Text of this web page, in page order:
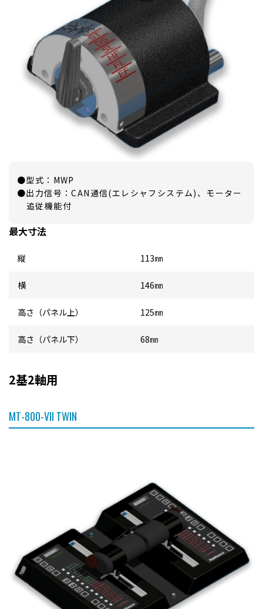
●型式：MWP
●出力信号：CAN通信(エレシャフシステム)、モーター
追従機能付
最大寸法
縦 113㎜
横 146㎜
高さ（パネル上） 125㎜
高さ（パネル下） 68㎜
2基2軸用
MT-800-VII TWIN